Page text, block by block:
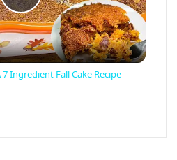
PLAY
VIDEO
7 Ingredient Fall Cake Recipe